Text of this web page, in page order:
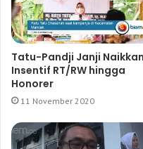
Tatu-Pandji Janji Naikkan
Insentif RT/RW hingga
Honorer
11 November 2020